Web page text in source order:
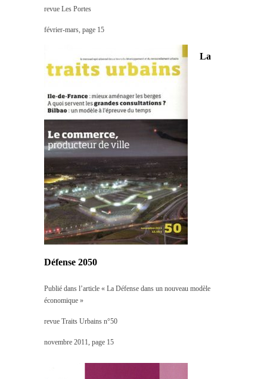
revue Les Portes
février-mars, page 15
La
Défense 2050
Publié dans l’article « La Défense dans un nouveau modèle
économique »
revue Traits Urbains n°50
novembre 2011, page 15